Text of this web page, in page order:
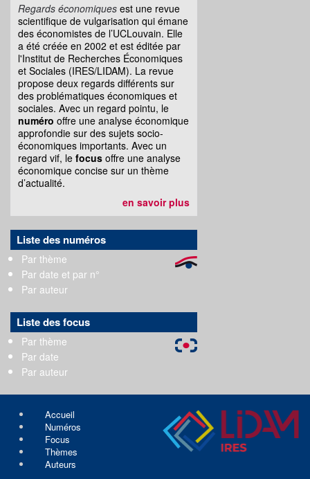
Regards économiques est une revue
scientifique de vulgarisation qui émane
des économistes de l’UCLouvain. Elle
a été créée en 2002 et est éditée par
l'Institut de Recherches Économiques
et Sociales (IRES/LIDAM). La revue
propose deux regards différents sur
des problématiques économiques et
sociales. Avec un regard pointu, le
numéro offre une analyse économique
approfondie sur des sujets socio-
économiques importants. Avec un
regard vif, le focus offre une analyse
économique concise sur un thème
d’actualité.
en savoir plus
Liste des numéros
Par thème
Par date et par n°
Par auteur
Liste des focus
Par thème
Par date
Par auteur
Accueil
Numéros
Focus
Thèmes
Auteurs